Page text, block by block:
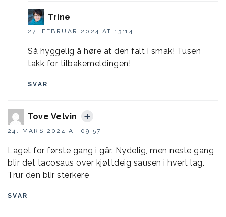
Trine
27. FEBRUAR 2024 AT 13:14
Så hyggelig å høre at den falt i smak! Tusen
takk for tilbakemeldingen!
SVAR
Tove Velvin
24. MARS 2024 AT 09:57
Laget for første gang i går. Nydelig, men neste gang
blir det tacosaus over kjøttdeig sausen i hvert lag.
Trur den blir sterkere
SVAR